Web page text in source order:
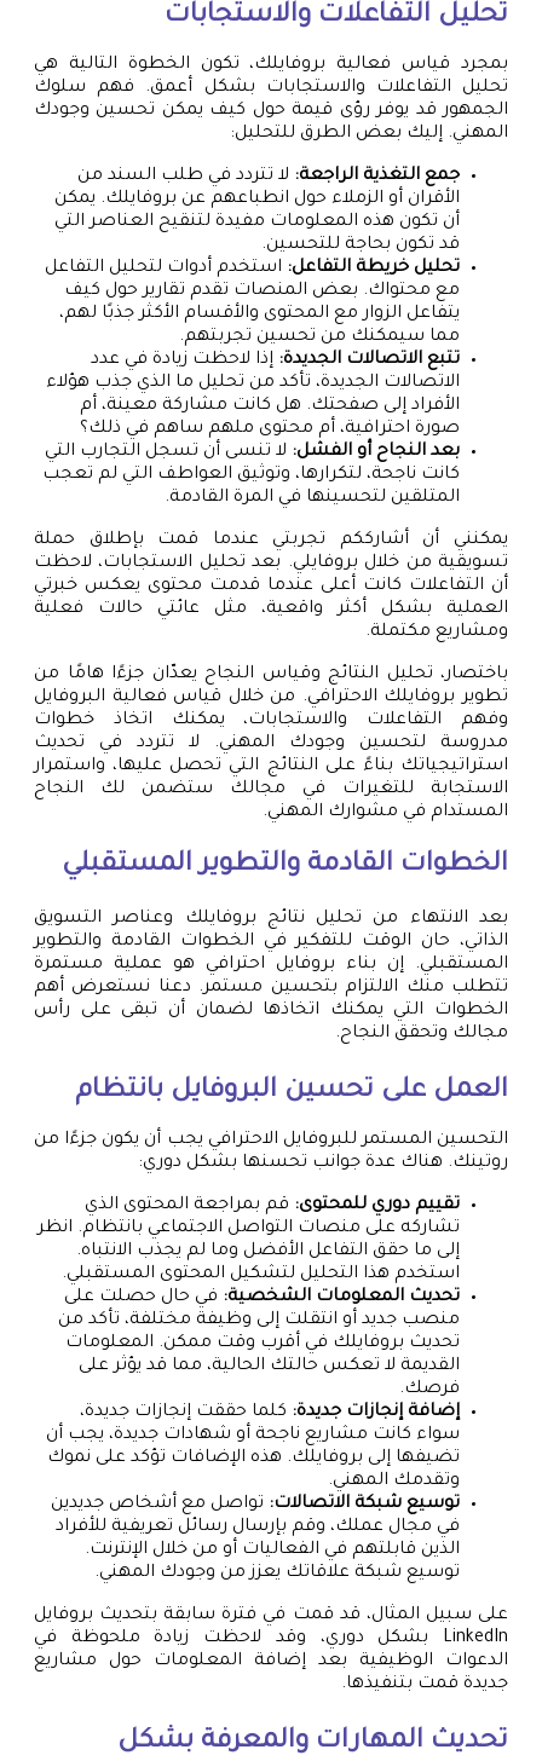
تحليل التفاعلات والاستجابات
بمجرد قياس فعالية بروفايلك، تكون الخطوة التالية هي
تحليل التفاعلات والاستجابات بشكل أعمق. فهم سلوك
الجمهور قد يوفر رؤى قيمة حول كيف يمكن تحسين وجودك
المهني. إليك بعض الطرق للتحليل:
جمع التغذية الراجعة: لا تتردد في طلب السند من
الأقران أو الزملاء حول انطباعهم عن بروفايلك. يمكن
أن تكون هذه المعلومات مفيدة لتنقيح العناصر التي
قد تكون بحاجة للتحسين.
تحليل خريطة التفاعل: استخدم أدوات لتحليل التفاعل
مع محتواك. بعض المنصات تقدم تقارير حول كيف
يتفاعل الزوار مع المحتوى والأقسام الأكثر جذبًا لهم،
مما سيمكنك من تحسين تجربتهم.
تتبع الاتصالات الجديدة: إذا لاحظت زيادة في عدد
الاتصالات الجديدة، تأكد من تحليل ما الذي جذب هؤلاء
الأفراد إلى صفحتك. هل كانت مشاركة معينة، أم
صورة احترافية، أم محتوى ملهم ساهم في ذلك؟
بعد النجاح أو الفشل: لا تنسى أن تسجل التجارب التي
كانت ناجحة، لتكرارها، وتوثيق العواطف التي لم تعجب
المتلقين لتحسينها في المرة القادمة.
يمكنني أن أشارككم تجربتي عندما قمت بإطلاق حملة
تسويقية من خلال بروفايلي. بعد تحليل الاستجابات، لاحظت
أن التفاعلات كانت أعلى عندما قدمت محتوى يعكس خبرتي
العملية بشكل أكثر واقعية، مثل عائتي حالات فعلية
ومشاريع مكتملة.
باختصار، تحليل النتائج وقياس النجاح يعدّان جزءًا هامًا من
تطوير بروفايلك الاحترافي. من خلال قياس فعالية البروفايل
وفهم التفاعلات والاستجابات، يمكنك اتخاذ خطوات
مدروسة لتحسين وجودك المهني. لا تتردد في تحديث
استراتيجياتك بناءً على النتائج التي تحصل عليها، واستمرار
الاستجابة للتغيرات في مجالك ستضمن لك النجاح
المستدام في مشوارك المهني.
الخطوات القادمة والتطوير المستقبلي
بعد الانتهاء من تحليل نتائج بروفايلك وعناصر التسويق
الذاتي، حان الوقت للتفكير في الخطوات القادمة والتطوير
المستقبلي. إن بناء بروفايل احترافي هو عملية مستمرة
تتطلب منك الالتزام بتحسين مستمر. دعنا نستعرض أهم
الخطوات التي يمكنك اتخاذها لضمان أن تبقى على رأس
مجالك وتحقق النجاح.
العمل على تحسين البروفايل بانتظام
التحسين المستمر للبروفايل الاحترافي يجب أن يكون جزءًا من
روتينك. هناك عدة جوانب تحسنها بشكل دوري:
تقييم دوري للمحتوى: قم بمراجعة المحتوى الذي
تشاركه على منصات التواصل الاجتماعي بانتظام. انظر
إلى ما حقق التفاعل الأفضل وما لم يجذب الانتباه.
استخدم هذا التحليل لتشكيل المحتوى المستقبلي.
تحديث المعلومات الشخصية: في حال حصلت على
منصب جديد أو انتقلت إلى وظيفة مختلفة، تأكد من
تحديث بروفايلك في أقرب وقت ممكن. المعلومات
القديمة لا تعكس حالتك الحالية، مما قد يؤثر على
فرصك.
إضافة إنجازات جديدة: كلما حققت إنجازات جديدة،
سواء كانت مشاريع ناجحة أو شهادات جديدة، يجب أن
تضيفها إلى بروفايلك. هذه الإضافات تؤكد على نموك
وتقدمك المهني.
توسيع شبكة الاتصالات: تواصل مع أشخاص جديدين
في مجال عملك، وقم بإرسال رسائل تعريفية للأفراد
الذين قابلتهم في الفعاليات أو من خلال الإنترنت.
توسيع شبكة علاقاتك يعزز من وجودك المهني.
على سبيل المثال، قد قمت في فترة سابقة بتحديث بروفايل
LinkedIn بشكل دوري، وقد لاحظت زيادة ملحوظة في
الدعوات الوظيفية بعد إضافة المعلومات حول مشاريع
جديدة قمت بتنفيذها.
تحديث المهارات والمعرفة بشكل